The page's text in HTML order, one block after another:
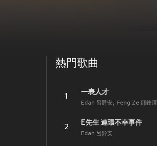
熱門歌曲
1
一表人才
Edan 呂爵安 Feng Ze 邱鋒澤
2
E先生 連環不幸事件
Edan 呂爵安